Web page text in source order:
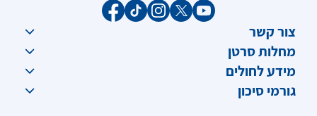
מחלות סרטן
מידע לחולים
גורמי סיכון
צור קשר